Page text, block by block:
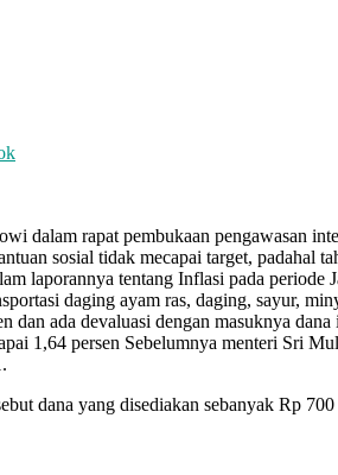
dalam rapat pembukaan pengawasan
sosial tidak mecapai target, padahal
laporannya tentang Inflasi pada periode
daging ayam ras, daging, sayur,
dan ada devaluasi dengan masuknya
1,64 persen Sebelumnya menteri Sri
dana yang disediakan sebanyak Rp